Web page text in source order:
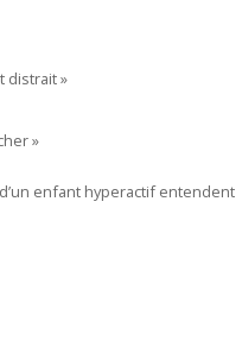
distrait »
»
enfant hyperactif entendent